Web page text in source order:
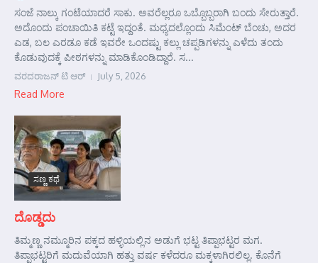
ಸಂಜೆ ನಾಲ್ಕು ಗಂಟೆಯಾದರೆ ಸಾಕು. ಅವರೆಲ್ಲರೂ ಒಬ್ಬೊಬ್ಬರಾಗಿ ಬಂದು ಸೇರುತ್ತಾರೆ.
ಅದೊಂದು ಪಂಚಾಯಿತಿ ಕಟ್ಟೆ ಇದ್ದಂತೆ. ಮಧ್ಯದಲ್ಲೊಂದು ಸಿಮೆಂಟ್ ಬೆಂಚು, ಅದರ
ಎಡ, ಬಲ ಎರಡೂ ಕಡೆ ಇವರೇ ಒಂದಷ್ಟು ಕಲ್ಲು ಚಪ್ಪಡಿಗಳನ್ನು ಎಳೆದು ತಂದು
ಕೊಡುವುದಕ್ಕೆ ಪೀಠಗಳನ್ನು ಮಾಡಿಕೊಂಡಿದ್ದಾರೆ. ಸ...
ವರದರಾಜನ್ ಟಿ ಆರ್ July 5, 2026
Read More
ಸಣ್ಣ ಕಥೆ
ದೊಡ್ಡದು
ತಿಮ್ಮಣ್ಣ ನಮ್ಮೂರಿನ ಪಕ್ಕದ ಹಳ್ಳಿಯಲ್ಲಿನ ಅಡುಗೆ ಭಟ್ಟ ತಿಪ್ಪಾಭಟ್ಟರ ಮಗ.
ತಿಪ್ಪಾಭಟ್ಟರಿಗೆ ಮದುವೆಯಾಗಿ ಹತ್ತು ವರ್ಷ ಕಳೆದರೂ ಮಕ್ಕಳಾಗಿರಲಿಲ್ಲ. ಕೊನೆಗೆ